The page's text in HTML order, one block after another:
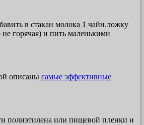
в стакан молока 1 чайн.ложку
горячая) и пить маленькими
описаны самые эффективные
полиэтилена или пищевой пленки и